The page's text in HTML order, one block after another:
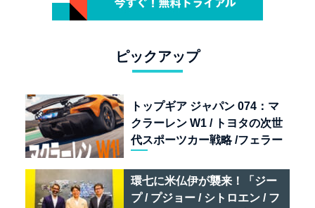
ピックアップ
トップギア ジャパン 074：マ
クラーレン W1 / トヨタの次世
代スポーツカー戦略 /フェラー
リオ /ベントレー スーパース
ポーツ
環七に米仏伊が襲来！「ジー
プ / プジョー / シトロエン / フ